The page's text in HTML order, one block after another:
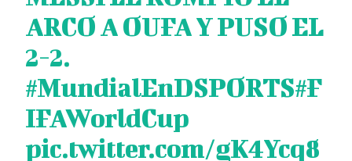
ARCO A OUFA Y PUSO EL
2-2.
#MundialEnDSPORTS#F
IFAWorldCup
pic.twitter.com/gK4Ycq8